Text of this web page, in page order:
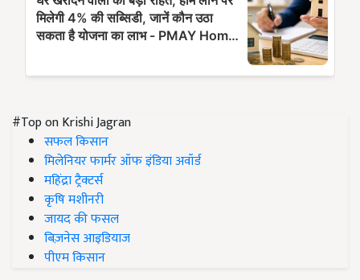
#Top on Krishi Jagran
सफल किसान
मिलेनियर फार्मर ऑफ इंडिया अवॉर्ड
महिंद्रा ट्रैक्टर्स
कृषि मशीनरी
जायद की फसल
बिज़नेस आइडियाज
पीएम किसान